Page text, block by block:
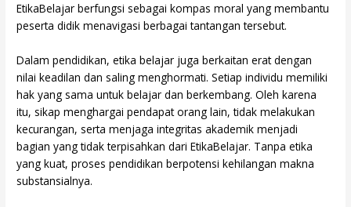
EtikaBelajar berfungsi sebagai kompas moral yang membantu
peserta didik menavigasi berbagai tantangan tersebut.
Dalam pendidikan, etika belajar juga berkaitan erat dengan
nilai keadilan dan saling menghormati. Setiap individu memiliki
hak yang sama untuk belajar dan berkembang. Oleh karena
itu, sikap menghargai pendapat orang lain, tidak melakukan
kecurangan, serta menjaga integritas akademik menjadi
bagian yang tidak terpisahkan dari EtikaBelajar. Tanpa etika
yang kuat, proses pendidikan berpotensi kehilangan makna
substansialnya.